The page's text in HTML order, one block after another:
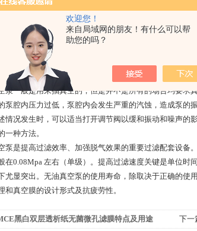
欢迎您！
来自局域网的朋友！有什么可以帮
助您的吗？
是一种无需任何油作润滑既能运转工作的机械真空泵
，是抽真空，压缩，两用真空泵，是一种应用范围非常
耐用性好，是抽真空，紧缩，两用真空泵，是一种应
、旋片、缸体、电机等主要零件组成。带有旋片的转
四个工作室，由于向心力作用，旋片紧贴在缸壁，把定
达抽气目的。
一般是用来抽真空的，但是并不是所有的场合均要求
泵腔内压力过低，泵腔内会发生严重的汽蚀，造成泵的
情况发生时，可以适当打开调节阀以缓和振动和噪声
一种方法。
是提高过滤效率、加强脱气效果的重要过滤配套设备
在0.08Mpa 左右（单级）。提高过滤速度关键是单位
尤显突出。无油真空泵的使用寿命，除取决于正确的
和真空膜的设计形式及抗疲劳性。
黑白双层透析纸无菌微孔滤膜特点及用途 下一